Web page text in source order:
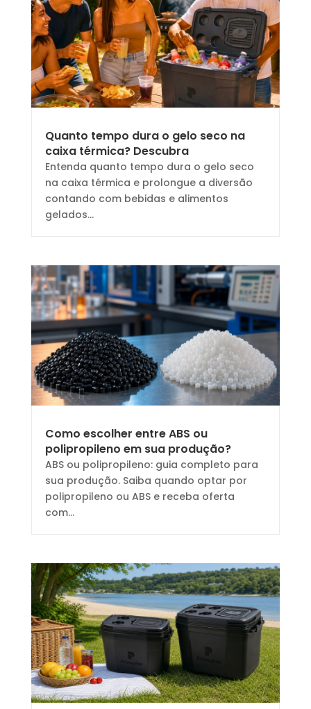
Quanto tempo dura o gelo seco na
caixa térmica? Descubra
Entenda quanto tempo dura o gelo seco
na caixa térmica e prolongue a diversão
contando com bebidas e alimentos
gelados...
Como escolher entre ABS ou
polipropileno em sua produção?
ABS ou polipropileno: guia completo para
sua produção. Saiba quando optar por
polipropileno ou ABS e receba oferta
com...